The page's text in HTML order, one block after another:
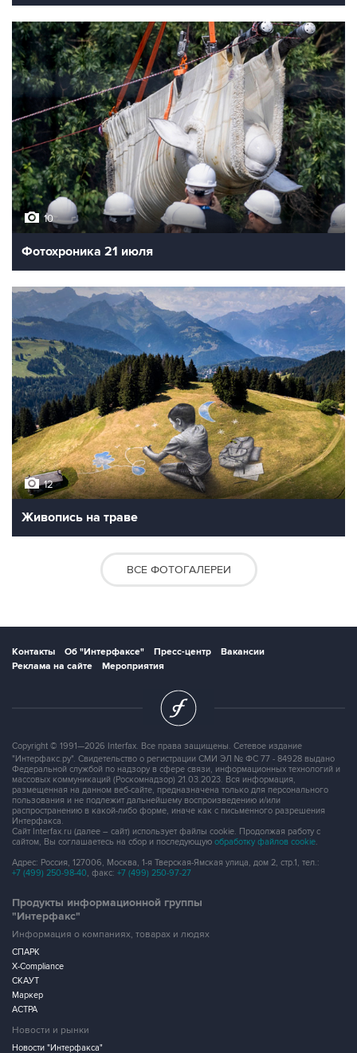
10
Фотохроника 21 июля
12
Живопись на траве
ВСЕ ФОТОГАЛЕРЕИ
Контакты Об "Интерфаксе" Пресс-центр
Вакансии
Реклама на сайте
Мероприятия
Copyright © 1991—2026 Interfax. Все права защищены. Сетевое издание
"Интерфакс.ру". Свидетельство о регистрации СМИ ЭЛ № ФС 77 - 84928 выдано
Федеральной службой по надзору в сфере связи, информационных технологий и
массовых коммуникаций (Роскомнадзор) 21.03.2023. Вся информация,
размещенная на данном веб-сайте, предназначена только для персонального
пользования и не подлежит дальнейшему воспроизведению и/или
распространению в какой-либо форме, иначе как с письменного разрешения
Интерфакса.
Сайт Interfax.ru (далее – сайт) использует файлы cookie. Продолжая работу с
сайтом, Вы соглашаетесь на сбор и последующую обработку файлов cookie.
Адрес: Россия, 127006, Москва, 1-я Тверская-Ямская улица, дом 2, стр.1, тел.:
+7 (499) 250-98-40, факс: +7 (499) 250-97-27
Продукты информационной группы
"Интерфакс"
Информация о компаниях, товарах и людях
СПАРК
X-Compliance
СКАУТ
Маркер
АСТРА
Новости и рынки
Новости "Интерфакса"